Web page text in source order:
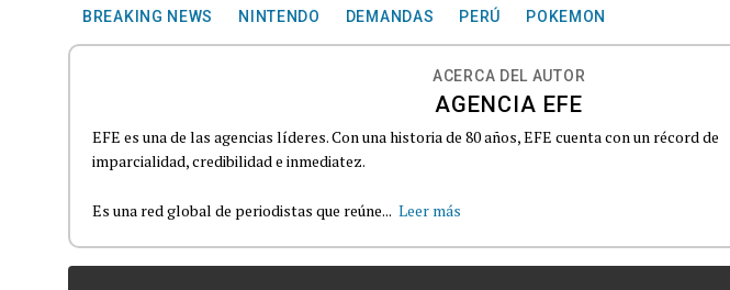
BREAKING NEWS NINTENDO DEMANDAS PERÚ POKEMON
ACERCA DEL AUTOR
AGENCIA EFE
EFE es una de las agencias líderes. Con una historia de 80 años, EFE cuenta con un récord de
imparcialidad, credibilidad e inmediatez.
Es una red global de periodistas que reúne... Leer más